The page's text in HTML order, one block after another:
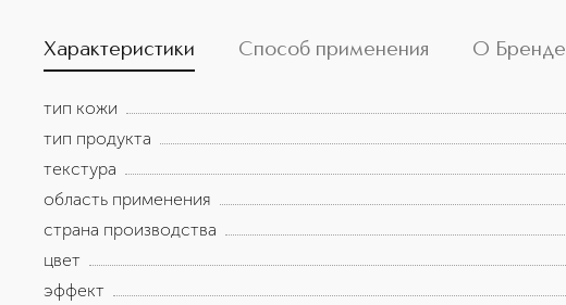
Характеристики Способ применения О Бренде
тип кожи
тип продукта
текстура
область применения
страна производства
цвет
эффект